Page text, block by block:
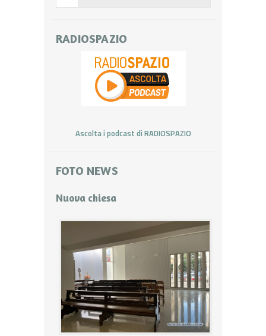
RADIOSPAZIO
Ascolta i podcast di RADIOSPAZIO
FOTO NEWS
Nuova chiesa